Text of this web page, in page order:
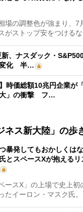
の調整色が強まり、7
がストップ安をつけるな
新、ナスダック・
変化 半…
時価総額10兆円企業が
大」の衝撃 フ…
ネス新大陸」の歩
つ暴発してもおかしくは
とスペースXが抱える
スX」の上場で史上初
たイーロン・マスク氏。